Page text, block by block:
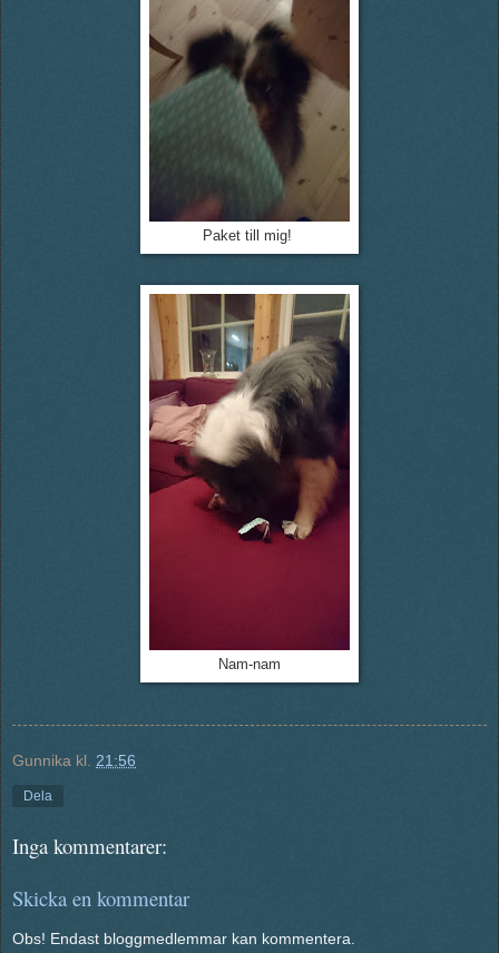
Paket till mig!
Nam-nam
Gunnika kl. 21:56
Dela
Inga kommentarer:
Skicka en kommentar
Obs! Endast bloggmedlemmar kan kommentera.